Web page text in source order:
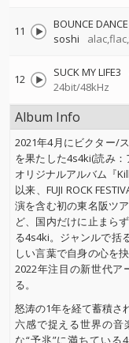
11 BOUNCE DANCE
soshi
12 SUCK MY LIFE3
24bit/48kHz
Album Info
2021年4月にビクター/
を果たした4s4ki(読み
オリジナルアルバム『
以来、FUJI ROCK
演を含む初の東名阪ツ
ど、国内だけに止まら
る4s4ki。ジャンルで括
しい言葉で自身の心を
2022年注目の新世代ア
る。
怒涛の1年を経て蓄積さ
六感で捉える世界の音
な“予兆”に満ちている